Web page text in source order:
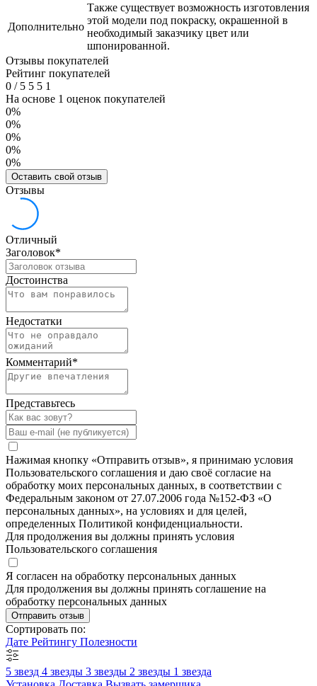
Дополнительно
Также существует возможность изготовления
этой модели под покраску, окрашенной в
необходимый заказчику цвет или
шпонированной.
Отзывы покупателей
Рейтинг покупателей
0 /5 5 5 1
На основе 1 оценок покупателей
0%
0%
0%
0%
0%
Оставить свой отзыв
Отзывы
Отличный
Заголовок*
Достоинства
Недостатки
Комментарий*
Представьтесь
Нажимая кнопку «Отправить отзыв», я принимаю условия
Пользовательского соглашения и даю своё согласие на
обработку моих персональных данных, в соответствии с
Федеральным законом от 27.07.2006 года №152-ФЗ «О
персональных данных», на условиях и для целей,
определенных Политикой конфиденциальности.
Для продолжения вы должны принять условия
Пользовательского соглашения
Я согласен на обработку персональных данных
Для продолжения вы должны принять соглашение на
обработку персональных данных
Отправить отзыв
Сортировать по:
Дате Рейтингу Полезности
5 звезд 4 звезды 3 звезды 2 звезды 1 звезда